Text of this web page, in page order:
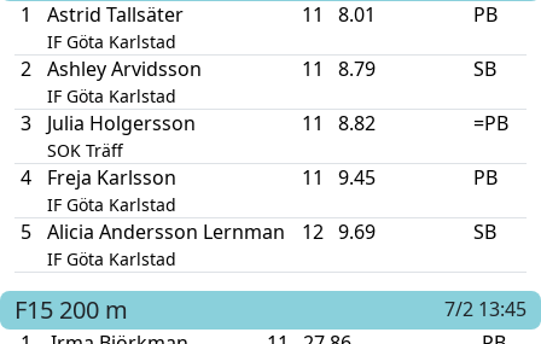
1
Astrid Tallsäter
IF Göta Karlstad
11 8.01 PB
2 Ashley Arvidsson
IF Göta Karlstad
11 8.79 SB
3 Julia Holgersson
SOK Träff
11 8.82 =PB
4 Freja Karlsson
IF Göta Karlstad
11 9.45 PB
5 Alicia Andersson Lernman
IF Göta Karlstad
12 9.69 SB
F15 200 m
7/2 13:45